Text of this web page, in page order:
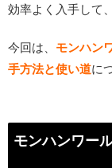
効率よく入手して
今回は、 モンハン
手方法と使い道に
モンハンワー